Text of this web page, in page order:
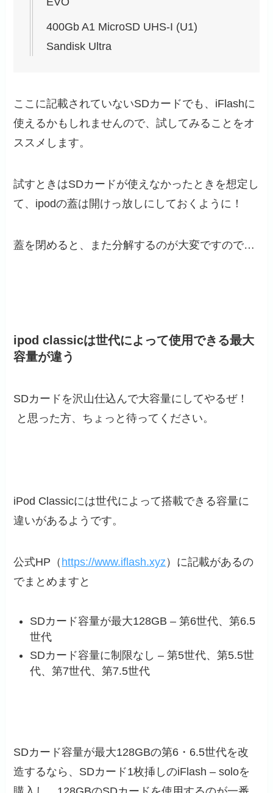
400Gb A1 MicroSD UHS-I (U1)
Sandisk Ultra
ここに記載されていないSDカードでも、iFlashに
使えるかもしれませんので、試してみることをオ
ススメします。
試すときはSDカードが使えなかったときを想定し
て、ipodの蓋は開けっ放しにしておくように！
蓋を閉めると、また分解するのが大変ですので…
ipod classicは世代によって使用できる最大
容量が違う
SDカードを沢山仕込んで大容量にしてやるぜ！
と思った方、ちょっと待ってください。
iPod Classicには世代によって搭載できる容量に
違いがあるようです。
公式HP（ https://www.iflash.xyz ）に記載があるの
でまとめますと
SDカード容量が最大128GB – 第6世代、第6.5
世代
SDカード容量に制限なし – 第5世代、第5.5世
代、第7世代、第7.5世代
SDカード容量が最大128GBの第6・6.5世代を改
造するなら、SDカード1枚挿しのiFlash – soloを